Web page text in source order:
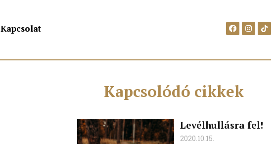
Kapcsolat
Kapcsolódó cikkek
Levélhullásra fel!
2020.10.15.